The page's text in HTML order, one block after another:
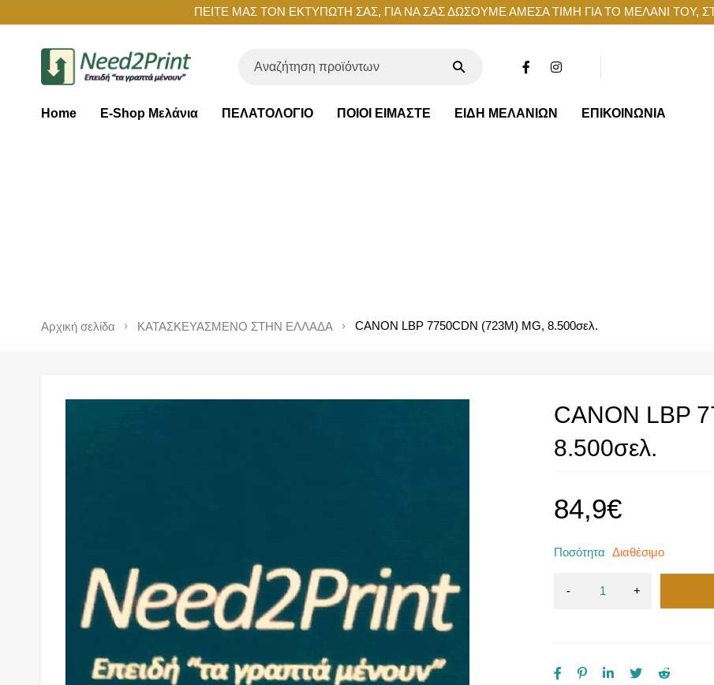
ΠΕΙΤΕ ΜΑΣ ΤΟΝ ΕΚΤΥΠΩΤΗ ΣΑΣ, ΓΙΑ ΝΑ ΣΑΣ ΔΩΣΟΥΜΕ ΑΜΕΣΑ ΤΙΜΗ ΓΙΑ ΤΟ ΜΕΛΑΝΙ ΤΟΥ,
Home E-Shop Μελάνια ΠΕΛΑΤΟΛΟΓΙΟ ΠΟΙΟΙ ΕΙΜΑΣΤΕ ΕΙΔΗ ΜΕΛΑΝΙΩΝ ΕΠΙΚΟΙΝΩΝΙΑ
Αρχική σελίδα ΚΑΤΑΣΚΕΥΑΣΜΕΝΟ ΣΤΗΝ ΕΛΛΑΔΑ CANON LBP 7750CDN (723M) MG, 8.500σελ.
CANON LBP
8.500σελ.
84,9€
Ποσότητα Διαθέσιμο